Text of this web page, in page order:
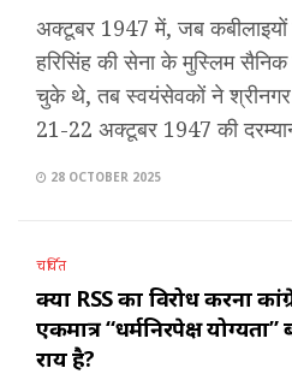
अक्टूबर 1947 में, जब कबीलाइयों
हरिसिंह की सेना के मुस्लिम
चुके थे, तब स्वयंसेवकों ने श्रीनगर
21-22 अक्टूबर 1947 की
28 OCTOBER 2025
चर्चित
क्या RSS का विरोध करना
एकमात्र “धर्मनिरपेक्ष
राय है?